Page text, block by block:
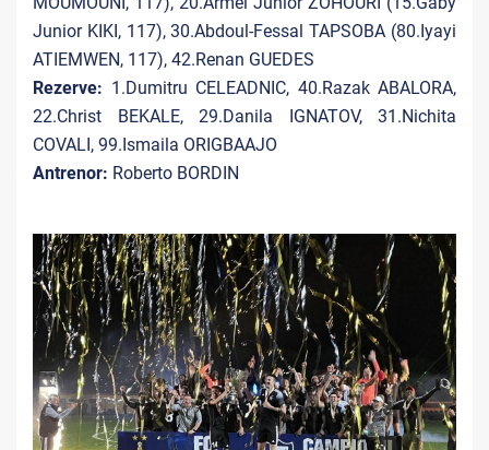
Junior KIKI, 117), 30.Abdoul-Fessal TAPSOBA (80.Iyayi
ATIEMWEN, 117), 42.Renan GUEDES
Rezerve: 1.Dumitru CELEADNIC, 40.Razak ABALORA,
22.Christ BEKALE, 29.Danila IGNATOV, 31.Nichita
COVALI, 99.Ismaila ORIGBAAJO
Antrenor: Roberto BORDIN